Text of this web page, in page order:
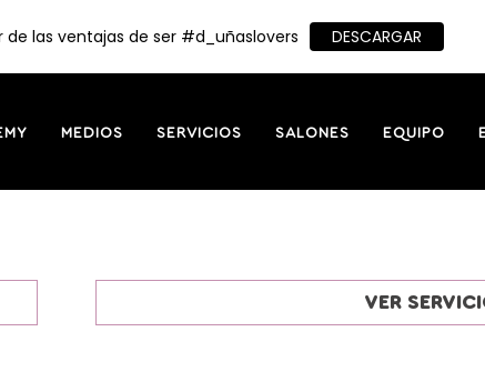
MEDIOS SERVICIOS SALONES EQUIPO
VER
las ventajas de ser #d_uñaslovers DESCARGAR